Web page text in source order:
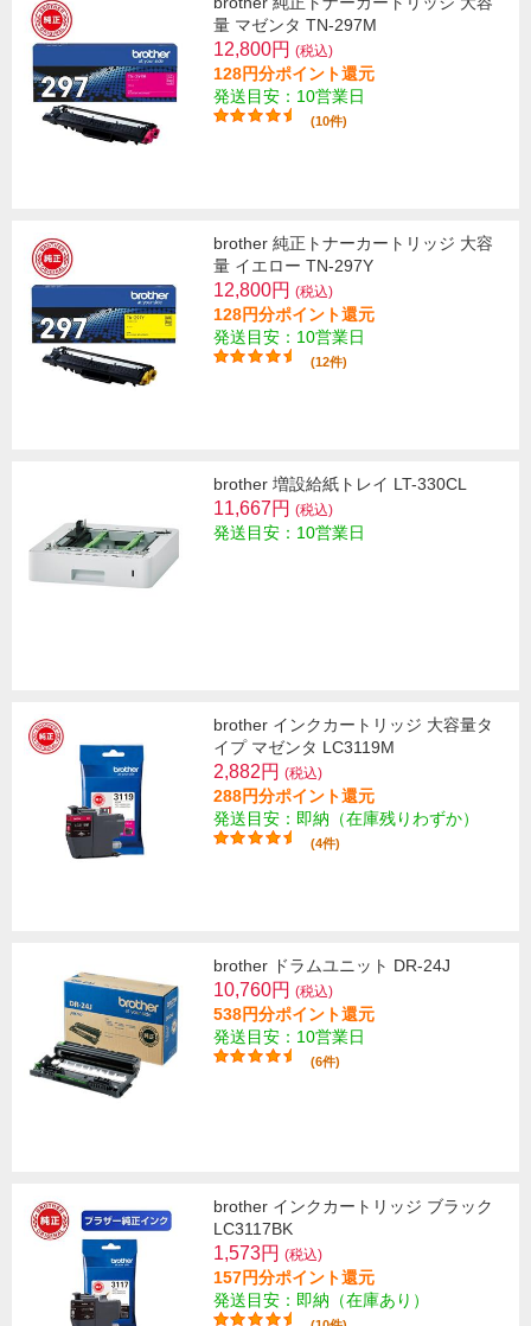
量 マゼンタ TN-297M
12,800円 (税込)
128円分ポイント還元
発送目安：10営業日
(10件)
brother 純正トナーカートリッジ 大容
量 イエロー TN-297Y
12,800円 (税込)
128円分ポイント還元
発送目安：10営業日
(12件)
brother 増設給紙トレイ LT-330CL
11,667円 (税込)
発送目安：10営業日
brother インクカートリッジ 大容量タ
イプ マゼンタ LC3119M
2,882円 (税込)
288円分ポイント還元
発送目安：即納（在庫残りわずか）
(4件)
brother ドラムユニット DR-24J
10,760円 (税込)
538円分ポイント還元
発送目安：10営業日
(6件)
brother インクカートリッジ ブラック
LC3117BK
1,573円 (税込)
157円分ポイント還元
発送目安：即納（在庫あり）